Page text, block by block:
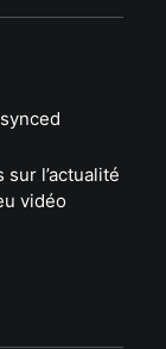
sur l’actualité
vidéo